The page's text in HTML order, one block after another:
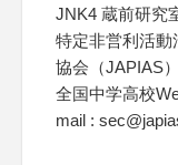
JNK4 蔵前研究
特定非営利活動
協会（JAPIAS）
全国中学高校
mail :